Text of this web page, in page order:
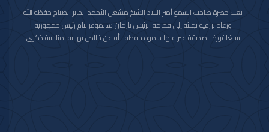
بعث حضرة صاحب السمو أمير البلاد الشيخ مشعل الأحمد الجابر الصباح حفظه الله
ورعاه ببرقية تهنئة إلى فخامة الرئيس ثارمان شانموغراتنام رئيس جمهورية
سنغافورة الصديقة عبر فيها سموه حفظه الله عن خالص تهانيه بمناسبة ذكرى